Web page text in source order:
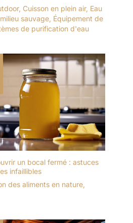
, Cuisson en plein air, Eau
sauvage, Équipement de
de purification d'eau
un bocal fermé : astuces
infaillibles
des aliments en nature,